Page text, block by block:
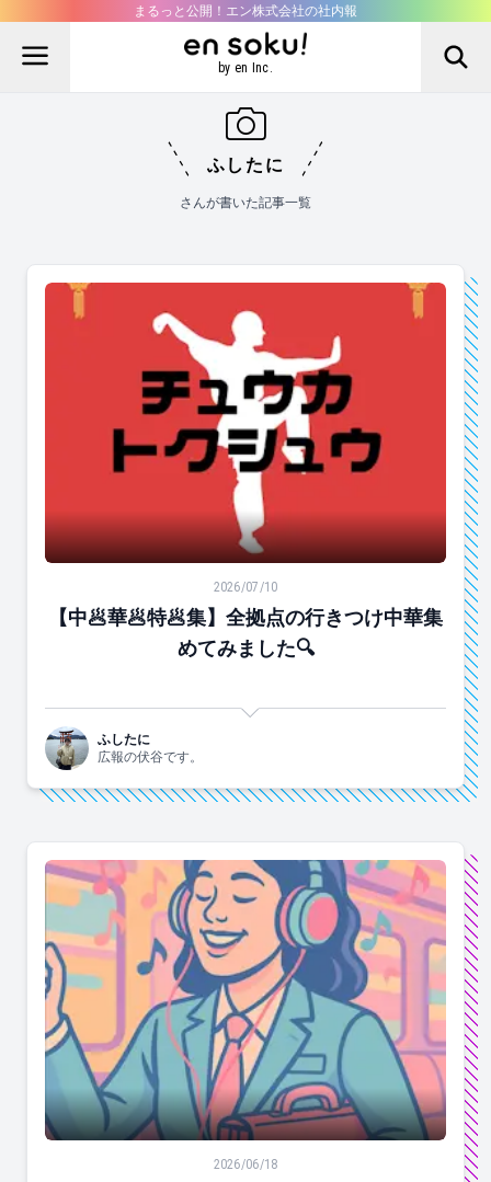
まるっと公開！エン株式会社の社内報
by en Inc.
ふしたに
さんが書いた記事一覧
【中🥟華🥟特🥟集】全拠点の行きつけ中華集めてみまし
2026/07/10
【中🥟華🥟特🥟集】全拠点の行きつけ中華集
めてみました🔍
ふしたに
広報の伏谷です。
【♪Morning Playlist】～みんなの通勤のお供が知りたい～
2026/06/18